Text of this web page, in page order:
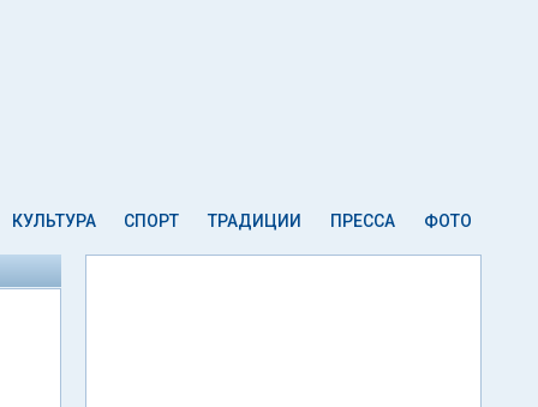
КУЛЬТУРА СПОРТ ТРАДИЦИИ ПРЕССА ФОТО